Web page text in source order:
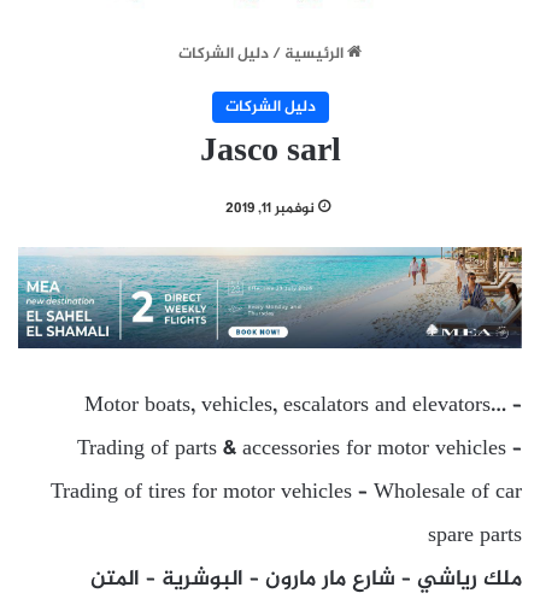
الرئيسية/دليل الشركات
دليل الشركات
Jasco sarl
نوفمبر 11, 2019
Motor boats, vehicles, escalators and elevators… –
Trading of parts & accessories for motor vehicles –
Trading of tires for motor vehicles – Wholesale of car
spare parts
ملك رياشي – شارع مار مارون – البوشرية – المتن